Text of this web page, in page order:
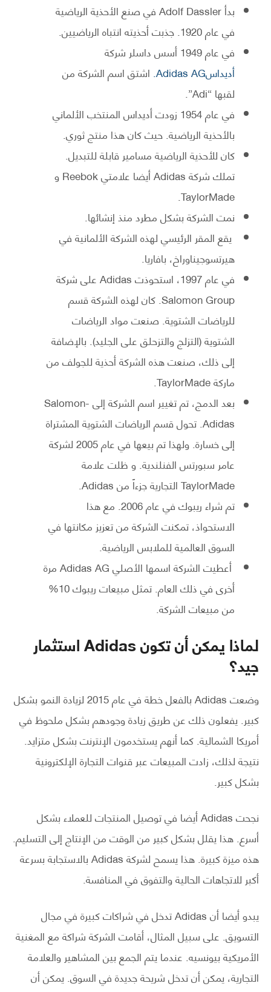
بدأ Adolf Dassler في صنع الأحذية الرياضية
في عام 1920. جذبت أحذيته انتباه الرياضيين.
في عام 1949 أسس داسلر شركة
أديداسAdidas AG.
اشتق اسم الشركة من
لقبها “Adi”.
في عام 1954 زودت أديداس المنتخب الألماني
بالأحذية الرياضية. حيث كان هذا منتج ثوري.
كان للأحذية الرياضية مسامير قابلة للتبديل.
تملك شركة Adidas أيضا علامتي Reebok و
TaylorMade.
نمت الشركة بشكل مطرد منذ إنشائها.
يقع المقر الرئيسي لهذه الشركة الألمانية في
هيرتسوجيناوراخ، بافاريا.
في عام 1997، استحوذت Adidas على شركة
Salomon Group. كان لهذه الشركة قسم
للرياضات الشتوية. صنعت مواد الرياضات
الشتوية (التزلج والتزحلق على الجليد). بالإضافة
إلى ذلك، صنعت هذه الشركة أحذية للجولف من
ماركة TaylorMade.
بعد الدمج، تم تغيير اسم الشركة إلى Salomon-
Adidas. تحول قسم الرياضات الشتوية المشتراة
إلى خسارة. ولهذا تم بيعها في عام 2005 لشركة
عامر سبورتس الفنلندية. و ظلت علامة
TaylorMade التجارية جزءاً من Adidas.
تم شراء ريبوك في عام 2006. مع هذا
الاستحواذ، تمكنت الشركة من تعزيز مكانتها في
السوق العالمية للملابس الرياضية.
أعطيت الشركة اسمها الأصلي Adidas AG مرة
أخرى في ذلك العام. تمثل مبيعات ريبوك 10%
من مبيعات الشركة.
لماذا يمكن أن تكون Adidas استثمار
جيد؟
وضعت Adidas بالفعل خطة في عام 2015 لزيادة النمو بشكل
كبير. يفعلون ذلك عن طريق زيادة وجودهم بشكل ملحوظ في
أمريكا الشمالية. كما أنهم يستخدمون الإنترنت بشكل متزايد.
نتيجة لذلك، زادت المبيعات عبر قنوات التجارة الإلكترونية
بشكل كبير.
نجحت Adidas أيضا في توصيل المنتجات للعملاء بشكل
أسرع. هذا يقلل بشكل كبير من الوقت من الإنتاج إلى التسليم.
هذه ميزة كبيرة. هذا يسمح لشركة Adidas بالاستجابة بسرعة
أكبر للاتجاهات الحالية والتفوق في المنافسة.
يبدو أيضا أن Adidas تدخل في شراكات كبيرة في مجال
التسويق. على سبيل المثال، أقامت الشركة شراكة مع المغنية
الأمريكية بيونسيه. عندما يتم الجمع بين المشاهير والعلامة
التجارية، يمكن أن تدخل شريحة جديدة في السوق. يمكن أن